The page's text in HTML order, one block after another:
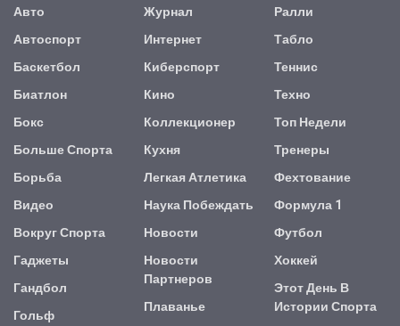
Авто
Автоспорт
Баскетбол
Биатлон
Бокс
Больше Спорта
Борьба
Видео
Вокруг Спорта
Гаджеты
Гандбол
Гольф
Журнал
Интернет
Киберспорт
Кино
Коллекционер
Кухня
Легкая Атлетика
Наука Побеждать
Новости
Новости
Партнеров
Плаванье
Ралли
Табло
Теннис
Техно
Топ Недели
Тренеры
Фехтование
Формула 1
Футбол
Хоккей
Этот День В
Истории Спорта